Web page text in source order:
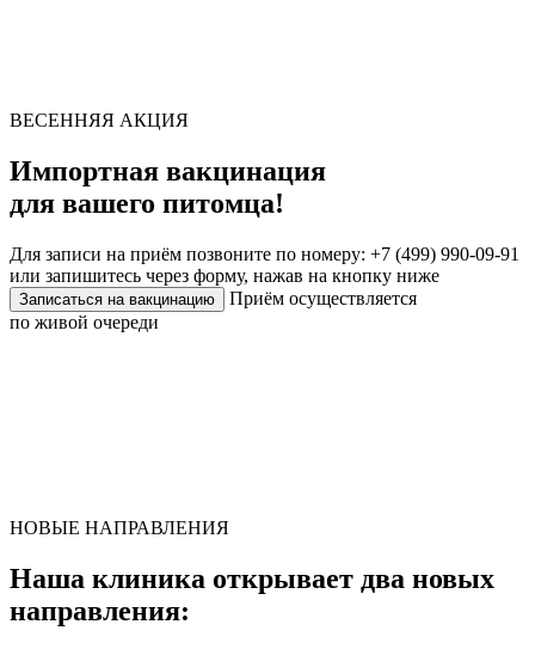
ВЕСЕННЯЯ АКЦИЯ
Импортная вакцинация
для вашего питомца!
Для записи на приём позвоните по номеру: +7 (499) 990-09-91
или запишитесь через форму, нажав на кнопку ниже
Записаться на вакцинацию
Приём осуществляется
по живой очереди
НОВЫЕ НАПРАВЛЕНИЯ
Наша клиника открывает два новых
направления: